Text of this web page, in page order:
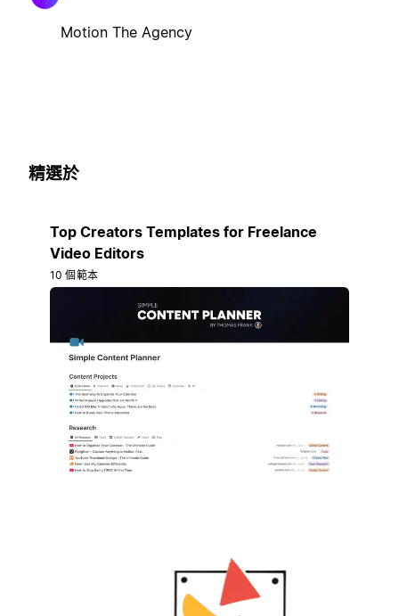
Motion The Agency
精選於
Top Creators Templates for Freelance
Video Editors
10 個範本